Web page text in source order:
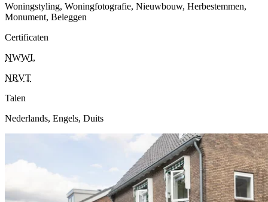
Woningstyling, Woningfotografie, Nieuwbouw, Herbestemmen,
Monument, Beleggen
Certificaten
NWWI,
NRVT
Talen
Nederlands, Engels, Duits